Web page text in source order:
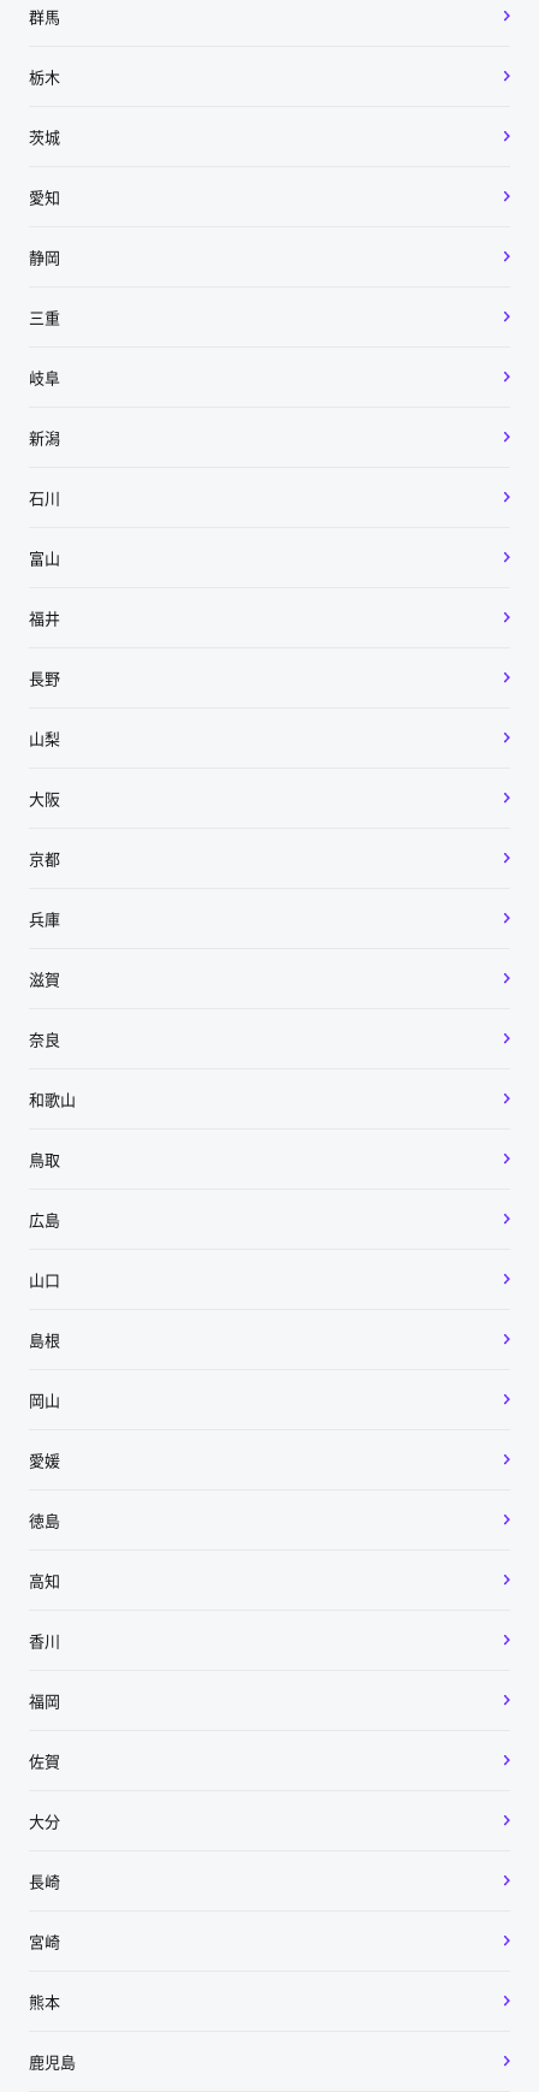
群馬
栃木
茨城
愛知
静岡
三重
岐阜
新潟
石川
富山
福井
長野
山梨
大阪
京都
兵庫
滋賀
奈良
和歌山
鳥取
広島
山口
島根
岡山
愛媛
徳島
高知
香川
福岡
佐賀
大分
長崎
宮崎
熊本
鹿児島